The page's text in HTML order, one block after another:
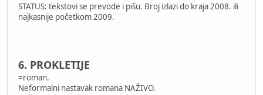
STATUS: tekstovi se prevode i pišu. Broj izlazi do kraja 2008. ili
najkasnije početkom 2009.
6. PROKLETIJE
=roman.
Neformalni nastavak romana NAŽIVO.